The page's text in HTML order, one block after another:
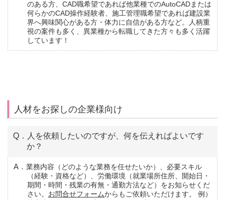
のある方、CAD職希望であれば他業種でのAutoCADまたは
何らかのCAD操作経験者、施工管理職希望であれば建設業
界へ興味関心がある方・体力に自信がある方など。人柄重
視の案件も多く、異業種から転職してきた方々も多く活躍
しています！
人材をお探しの企業様向け
Q．人を依頼したいのですが、何を伝えればよいです
か？
A．業務内容（どのような業務を任せたいか）、必要スキル
（経験・資格など）、労働環境（就業場所住所、開始日・
期間・時間・残業の有無・通勤方法など）をお知らせくだ
さい。 お問合せフォームからもご依頼いただけます。 例）